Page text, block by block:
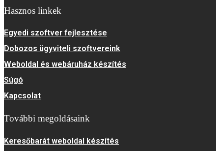
Hasznos linkek
Egyedi szoftver fejlesztése
Dobozos ügyviteli szoftvereink
Weboldal és webáruház készítés
Súgó
Kapcsolat
További megoldásaink
Keresőbarát weboldal készítés